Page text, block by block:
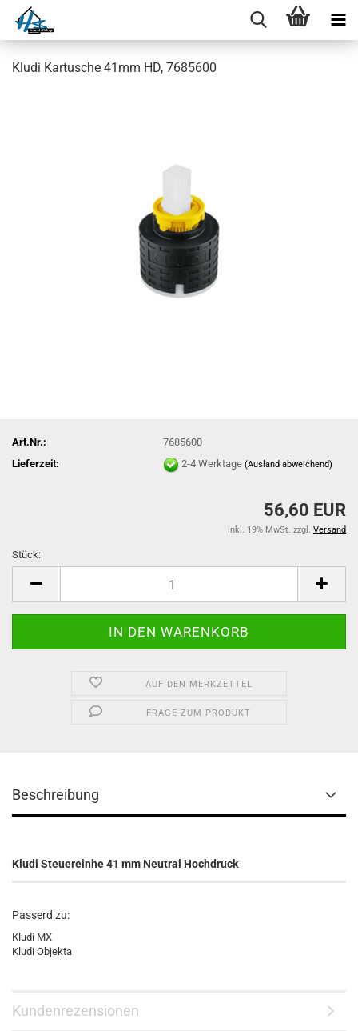
Kludi Kartusche 41mm HD, 7685600
Art.Nr.:
7685600
Lieferzeit:
2-4 Werktage(Ausland abweichend)
56,60 EUR
inkl. 19% MwSt. zzgl. Versand
Stück:
AUF DEN MERKZETTEL
FRAGE ZUM PRODUKT
Beschreibung
Kludi Steuereinhe 41 mm Neutral Hochdruck
Passerd zu:
Kludi MX
Kludi Objekta
Kundenrezensionen